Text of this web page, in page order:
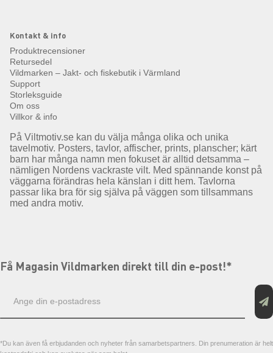
Kontakt & info
Produktrecensioner
Retursedel
Vildmarken – Jakt- och fiskebutik i Värmland
Support
Storleksguide
Om oss
Villkor & info
På Viltmotiv.se kan du välja många olika och unika
tavelmotiv. Posters, tavlor, affischer, prints, planscher; kärt
barn har många namn men fokuset är alltid detsamma –
nämligen Nordens vackraste vilt. Med spännande konst på
väggarna förändras hela känslan i ditt hem. Tavlorna
passar lika bra för sig själva på väggen som tillsammans
med andra motiv.
Få Magasin Vildmarken direkt till din e-post!*
postadress
*Du kan även få erbjudanden och nyheter från samarbetspartners. Din prenumeration är helt